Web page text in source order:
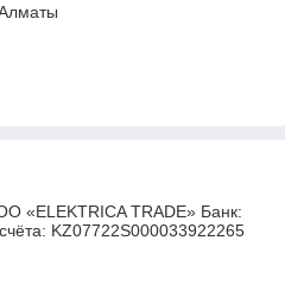
«ELEKTRICA TRADE» Банк:
KZ07722S000033922265